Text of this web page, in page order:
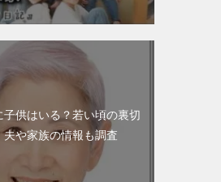
子供はいる？若い頃の裏切
夫や家族の情報も調査